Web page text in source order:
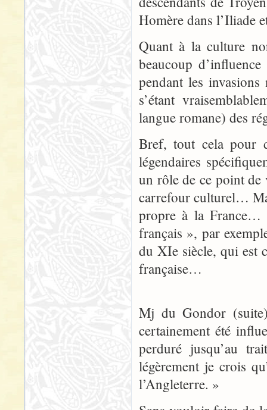
Homère dans l’Iliade
Quant à la culture
beaucoup
pendant les
s’étant
langue romane) des
Bref, tout cela pour
légendaires
un rôle de ce point de
carrefour culturel…
propre à la France…
français », par
du XIe siècle, qui est
française…
Mj du Gondor
certainement été
perduré jusqu’au
légèrement je crois
l’Angleterre. »